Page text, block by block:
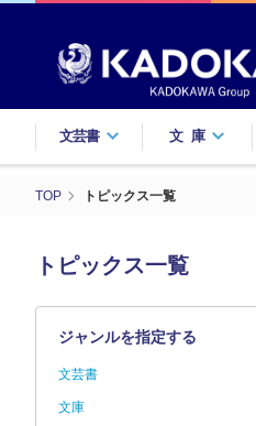
文芸書 文庫
TOP トピックス一覧
トピックス一覧
ジャンルを指定する
文芸書
文庫